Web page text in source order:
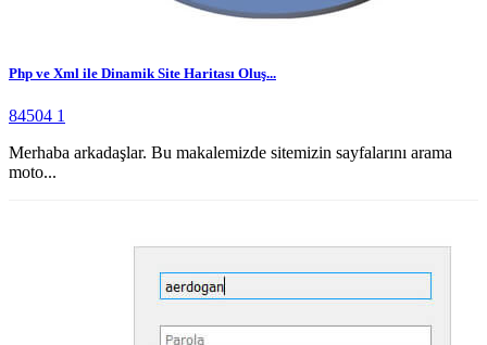
Php ve Xml ile Dinamik Site Haritası Oluş...
84504 1
Merhaba arkadaşlar. Bu makalemizde sitemizin sayfalarını arama
moto...